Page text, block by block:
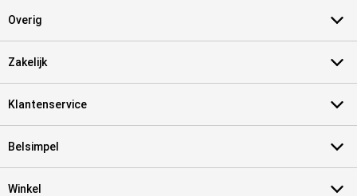
Overig
Zakelijk
Klantenservice
Belsimpel
Winkel